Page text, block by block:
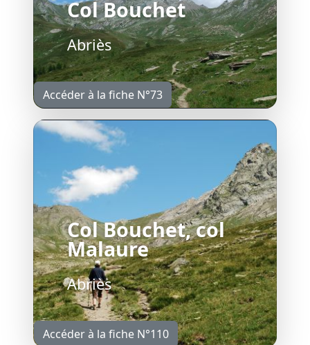
Col Bouchet
Abriès
Accéder à la fiche N°73
Col Bouchet, col
Malaure
Abriès
Accéder à la fiche N°110